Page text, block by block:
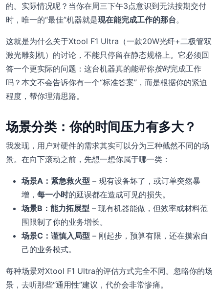
的。实际情况呢？当你在周三下午3点意识到无法按期交付
时，唯一的“最佳”机器就是现在能完成工作的那台。
这就是为什么关于Xtool F1 Ultra（一款20W光纤+二极管双
激光雕刻机）的讨论，不能只停留在静态规格上。它必须回
答一个更实际的问题：这台机器真的能帮你按时完成工作
吗？本文不会告诉你有一个“标准答案”，而是根据你的紧迫
程度，帮你理清思路。
场景分类：你的时间压力有多大？
我发现，用户对硬件的需求其实可以分为三种截然不同的场
景。在向下滚动之前，先想一想你属于哪一类：
场景A：紧急救火型 – 现有设备坏了，或订单突然暴
增， 每一小时的延误都在造成可见的损失。
场景B：能力拓展型 – 现有机器能做，但效率或材料范
围限制了你的业务增长。
场景C：谨慎入局型 – 刚起步，预算有限，还在摸索自
己的业务模式。
每种场景对Xtool F1 Ultra的评估方式完全不同。忽略你的场
景，去听那些“通用性”建议，代价会非常惨痛。